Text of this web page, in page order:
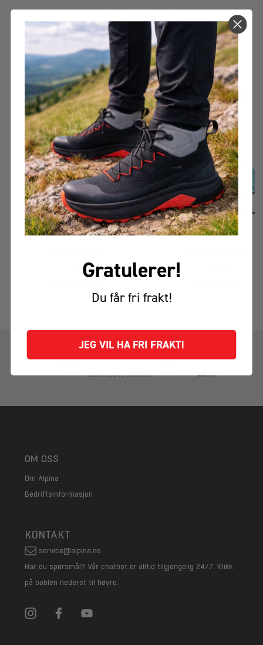
ANDRE KJØPTE DETTE
ALPINA DUO 4 GIRL
På lager
ALPINA DUO 2 GIRL
Basert på 70 stemmer
OM OSS
Om Alpina
Bedriftsinformasjon
KONTAKT
service@alpina.no
Har du spørsmål? Vår chatbot er alltid tilgjengelig 24/7. Klikk
på boblen nederst til høyre.
Gratulerer!
Du får fri frakt!
JEG VIL HA FRI FRAKT!